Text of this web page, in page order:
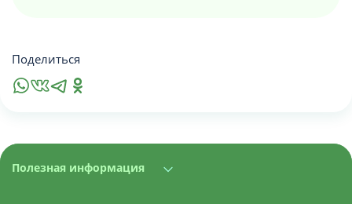
Поделиться
Полезная информация